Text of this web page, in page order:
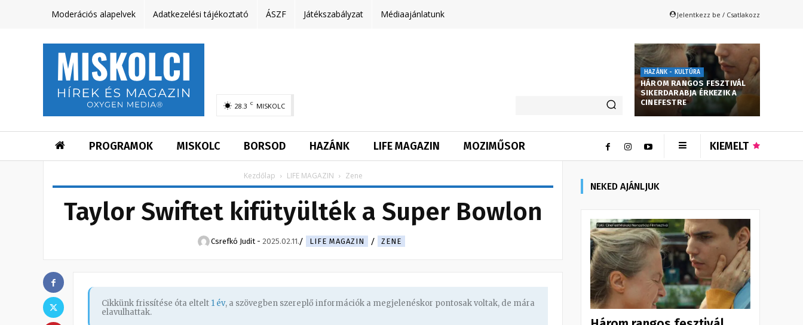
Moderációs alapelvek Adatkezelési tájékoztató ÁSZF Játékszabályzat Médiaajánlatunk Jelentkezz be / Csatlakozz
28.3 C MISKOLC
HAZÁNK - KULTÚRA
HÁROM RANGOS FESZTIVÁL
SIKERDARABJA ÉRKEZIK A
CINEFESTRE
PROGRAMOK MISKOLC BORSOD HAZÁNK LIFE MAGAZIN MOZIMŰSOR KIEMELT
Kezdőlap LIFE MAGAZIN Zene
Taylor Swiftet kifütyülték a Super Bowlon
Csrefkó Judit - 2025.02.11. LIFE MAGAZIN ZENE
Cikkünk frissítése óta eltelt 1 év, a szövegben szereplő információk a megjelenéskor pontosak voltak, de mára
elavulhattak.
NEKED AJÁNLJUK